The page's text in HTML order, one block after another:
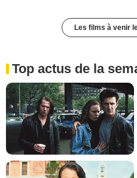
Les films à venir
Top actus de la